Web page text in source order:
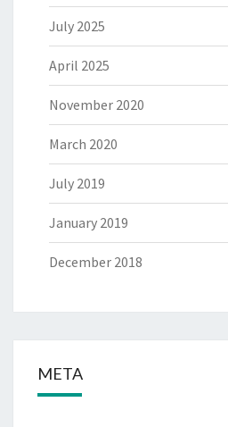
July 2025
April 2025
November 2020
March 2020
July 2019
January 2019
December 2018
META